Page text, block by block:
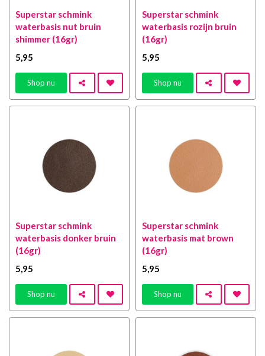
Superstar schmink
waterbasis nut bruin
shimmer (16gr)
5,95
Shop nu
Superstar schmink
waterbasis rozijn bruin
(16gr)
5,95
Shop nu
Superstar schmink
waterbasis donker bruin
(16gr)
5,95
Shop nu
Superstar schmink
waterbasis mat brown
(16gr)
5,95
Shop nu